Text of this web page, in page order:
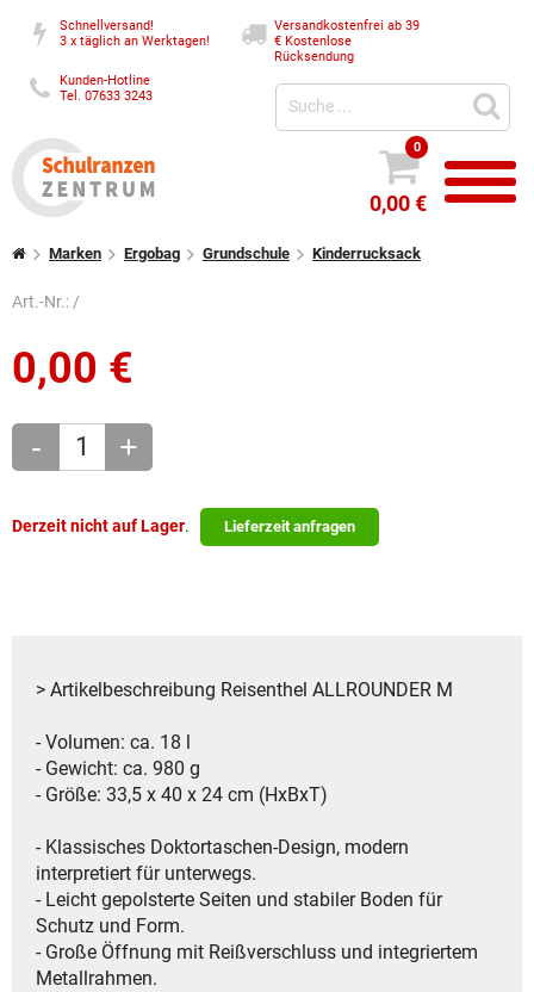
Schnellversand!
3 x täglich an Werktagen!
Versandkostenfrei ab 39
€Kostenlose
Rücksendung
Kunden-Hotline
Tel. 07633 3243
0
0,00 €
Marken Ergobag Grundschule Kinderrucksack
Art.-Nr.:/
0,00 €
- +
Derzeit nicht auf Lager. Lieferzeit anfragen
> Artikelbeschreibung Reisenthel ALLROUNDER M
- Volumen: ca. 18 l
- Gewicht: ca. 980 g
- Größe: 33,5 x 40 x 24 cm (HxBxT)
- Klassisches Doktortaschen-Design, modern
interpretiert für unterwegs.
- Leicht gepolsterte Seiten und stabiler Boden für
Schutz und Form.
- Große Öffnung mit Reißverschluss und integriertem
Metallrahmen.